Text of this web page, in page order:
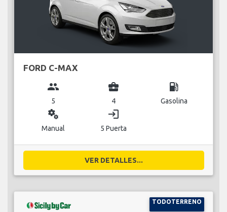
FORD C-MAX
group
5
business_center
4
local_gas_station
Gasolina
miscellaneous_services
Manual
login
5 Puerta
VER DETALLES...
TODOTERRENO